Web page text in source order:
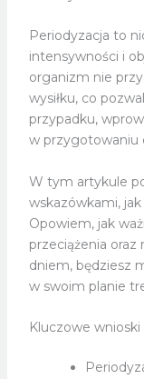
Periodyzacja to
intensywności i
organizm nie
wysiłku, co
przypadku,
w przygotowaniu
W tym artykule
wskazówkami,
Opowiem, jak
przeciążenia oraz
dniem, będziesz
w swoim planie
Kluczowe wnioski